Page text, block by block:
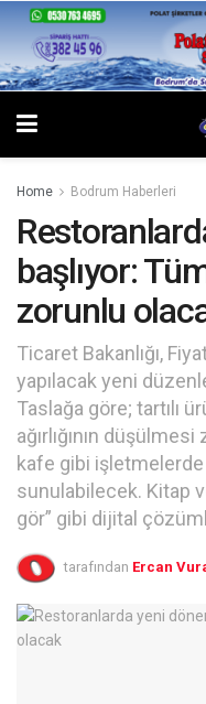
Home Bodrum Haberleri
başlıyor:
zorunlu
Ticaret Bakanlığı,
yapılacak yeni
Taslağa göre; tartılı
ağırlığının
kafe gibi
sunulabilecek. Kitap
gör” gibi dijital
tarafından Ercan